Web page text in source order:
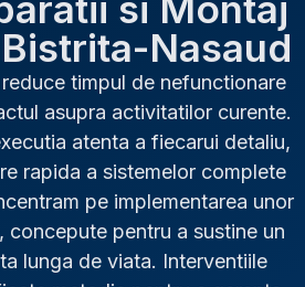
Nasaud
timpul de nefunctionare
asupra activitatilor curente.
atenta a fiecarui detaliu,
rapida a sistemelor complete
pe implementarea unor
concepute pentru a sustine un
lunga de viata. Interventiile